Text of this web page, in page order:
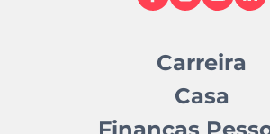
Carreira
Casa